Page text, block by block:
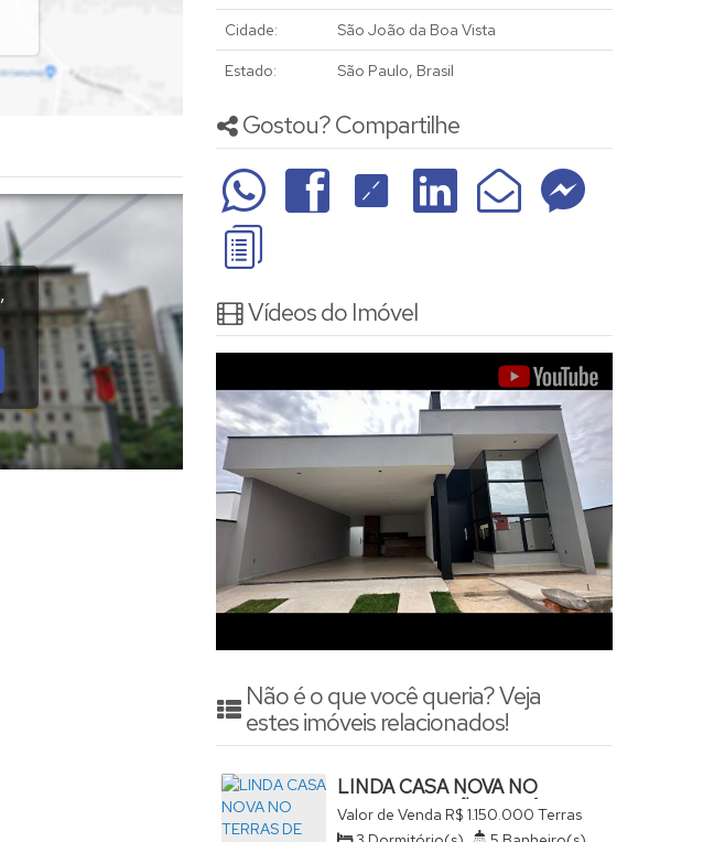
Cidade: São João da Boa Vista
Estado: São Paulo, Brasil
Gostou? Compartilhe
Vídeos do Imóvel
Não é o que você queria? Veja
estes imóveis relacionados!
LINDA CASA NOVA NO
TERRAS DE SÃO JOSÉ
ACABAMENTO DE
R$ 1.150.000
Valor de Venda
Terras
de São José, São João da Boa